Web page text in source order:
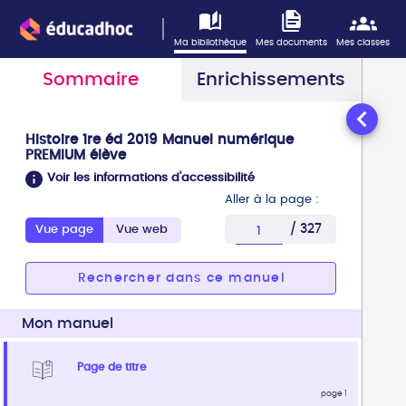
Ma bibliothèque Mes documents Mes classes
Information : ce lecteur n'est pas optimisé pour
Vous avez sélectionné la page 1
Sommaire Enrichissements
Histoire 1re éd 2019 Manuel numérique
PREMIUM élève
Voir les informations d'accessibilité
Vue page Vue web
Aller à la page :
Entrez une page
/ 327
Rechercher dans ce manuel
Mon manuel
Page de titre
page 1